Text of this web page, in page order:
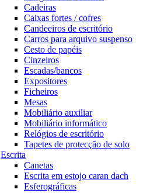
Cadeiras
Caixas fortes / cofres
Candeeiros de escritório
Carros para arquivo suspenso
Cesto de papéis
Cinzeiros
Escadas/bancos
Expositores
Ficheiros
Mesas
Mobiliário auxiliar
Mobiliário informático
Relógios de escritório
Tapetes de protecção de solo
Escrita
Canetas
Escrita em estojo caran dach
Esferográficas